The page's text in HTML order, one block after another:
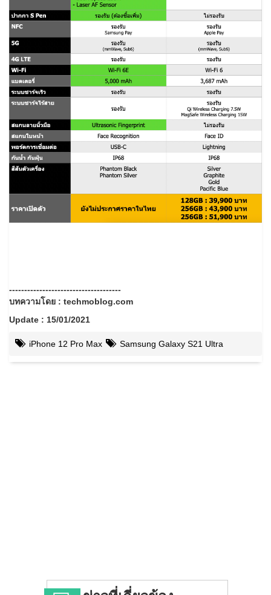
-------------------------------------
บทความโดย : techmoblog.com
Update : 15/01/2021
iPhone 12 Pro Max Samsung Galaxy S21 Ultra